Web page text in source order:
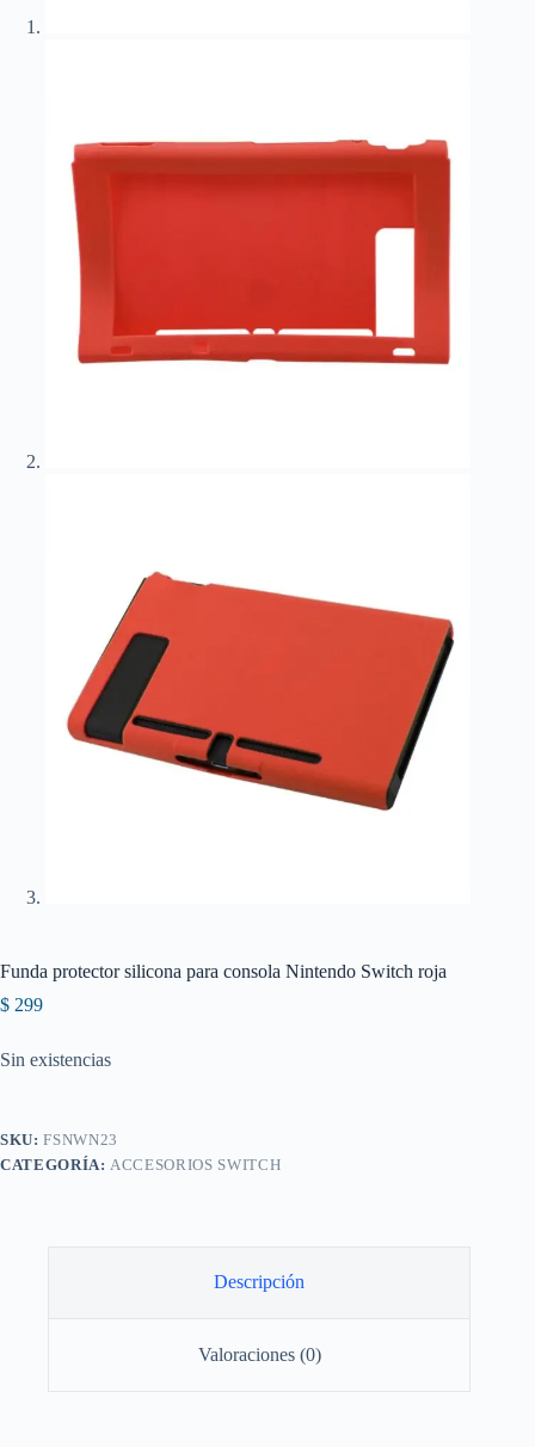
Funda protector silicona para consola Nintendo Switch roja
$ 299
Sin existencias
SKU:FSNWN23
CATEGORÍA: ACCESORIOS SWITCH
Descripción
Valoraciones (0)